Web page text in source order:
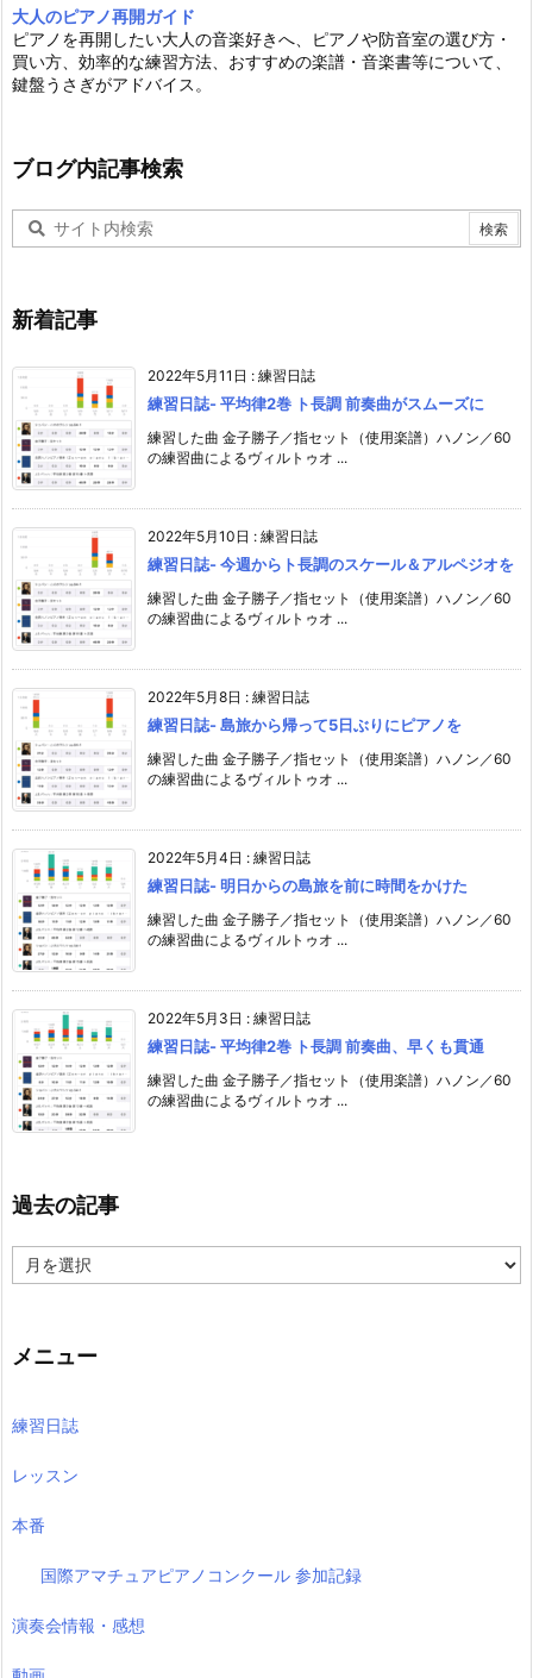
大人のピアノ再開ガイド
ピアノを再開したい大人の音楽好きへ、ピアノや防音室の選び方・
買い方、効率的な練習方法、おすすめの楽譜・音楽書等について、
鍵盤うさぎがアドバイス。
ブログ内記事検索
新着記事
2022年5月11日 : 練習日誌
練習日誌- 平均律2巻 ト長調 前奏曲がスムーズに
練習した曲 金子勝子／指セット（使用楽譜）ハノン／60
の練習曲によるヴィルトゥオ ...
2022年5月10日 : 練習日誌
練習日誌- 今週からト長調のスケール＆アルペジオを
練習した曲 金子勝子／指セット（使用楽譜）ハノン／60
の練習曲によるヴィルトゥオ ...
2022年5月8日 : 練習日誌
練習日誌- 島旅から帰って5日ぶりにピアノを
練習した曲 金子勝子／指セット（使用楽譜）ハノン／60
の練習曲によるヴィルトゥオ ...
2022年5月4日 : 練習日誌
練習日誌- 明日からの島旅を前に時間をかけた
練習した曲 金子勝子／指セット（使用楽譜）ハノン／60
の練習曲によるヴィルトゥオ ...
2022年5月3日 : 練習日誌
練習日誌- 平均律2巻 ト長調 前奏曲、早くも貫通
練習した曲 金子勝子／指セット（使用楽譜）ハノン／60
の練習曲によるヴィルトゥオ ...
過去の記事
去
事
メニュー
練習日誌
レッスン
本番
国際アマチュアピアノコンクール 参加記録
演奏会情報・感想